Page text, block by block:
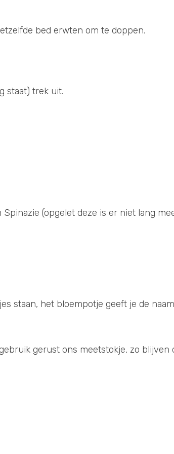
bed erwten om te doppen.
staat) trek uit.
(opgelet deze is er niet lang
staan, het bloempotje geeft je de
gerust ons meetstokje, zo blijven